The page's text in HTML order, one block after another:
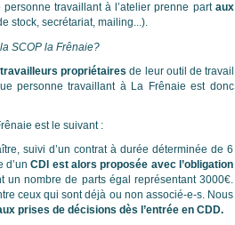
travaillant à l’atelier prenne part aux
stock, secrétariat, mailing...).
SCOP la Frênaie?
travailleurs propriétairesde leur outil de travail
personne travaillant à La Frênaie est donc
est le suivant :
suivi d’un contrat à durée déterminée de 6
d’unCDI est alors proposée avec l’obligation
un nombre de parts égal représentant 3000€.
ceux qui sont déjà ou non associé-e-s. Nous
prises de décisions dès l’entrée en CDD.